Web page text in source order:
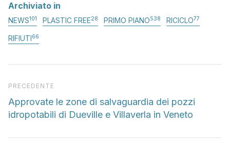
Archiviato in
NEWS101 PLASTIC FREE28 PRIMO PIANO538 RICICLO77
RIFIUTI66
Articolo precedente
PRECEDENTE
Approvate le zone di salvaguardia dei pozzi
idropotabili di Dueville e Villaverla in Veneto